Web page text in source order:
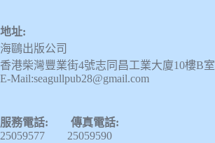
地址:
海鷗出版公司
香港柴灣豐業街4號志同昌工業大廈10樓B室
E-Mail:seagullpub28@gmail.com
服務電話: 傳真電話:
25059577 25059590